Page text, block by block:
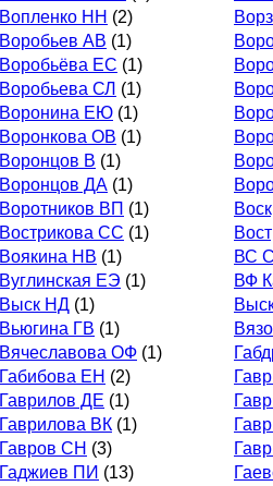
Вопленко НН (2)
Воробьев АВ (1)
Воробьёва ЕС (1)
Воробьева СЛ (1)
Воронина ЕЮ (1)
Воронкова ОВ (1)
Воронцов В (1)
Воронцов ДА (1)
Воротников ВП (1)
Вострикова СС (1)
Воякина НВ (1)
ВС
Вуглинская ЕЭ (1)
ВФ
Выск НД (1)
Вьюгина ГВ (1)
Вячеславова ОФ (1)
Габибова ЕН (2)
Гаврилов ДЕ (1)
Гаврилова ВК (1)
Гавров СН (3)
Гаджиев ПИ (13)